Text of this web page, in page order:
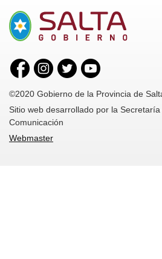
©2020 Gobierno de la Provincia de
Sitio web desarrollado por la
Comunicación
Webmaster